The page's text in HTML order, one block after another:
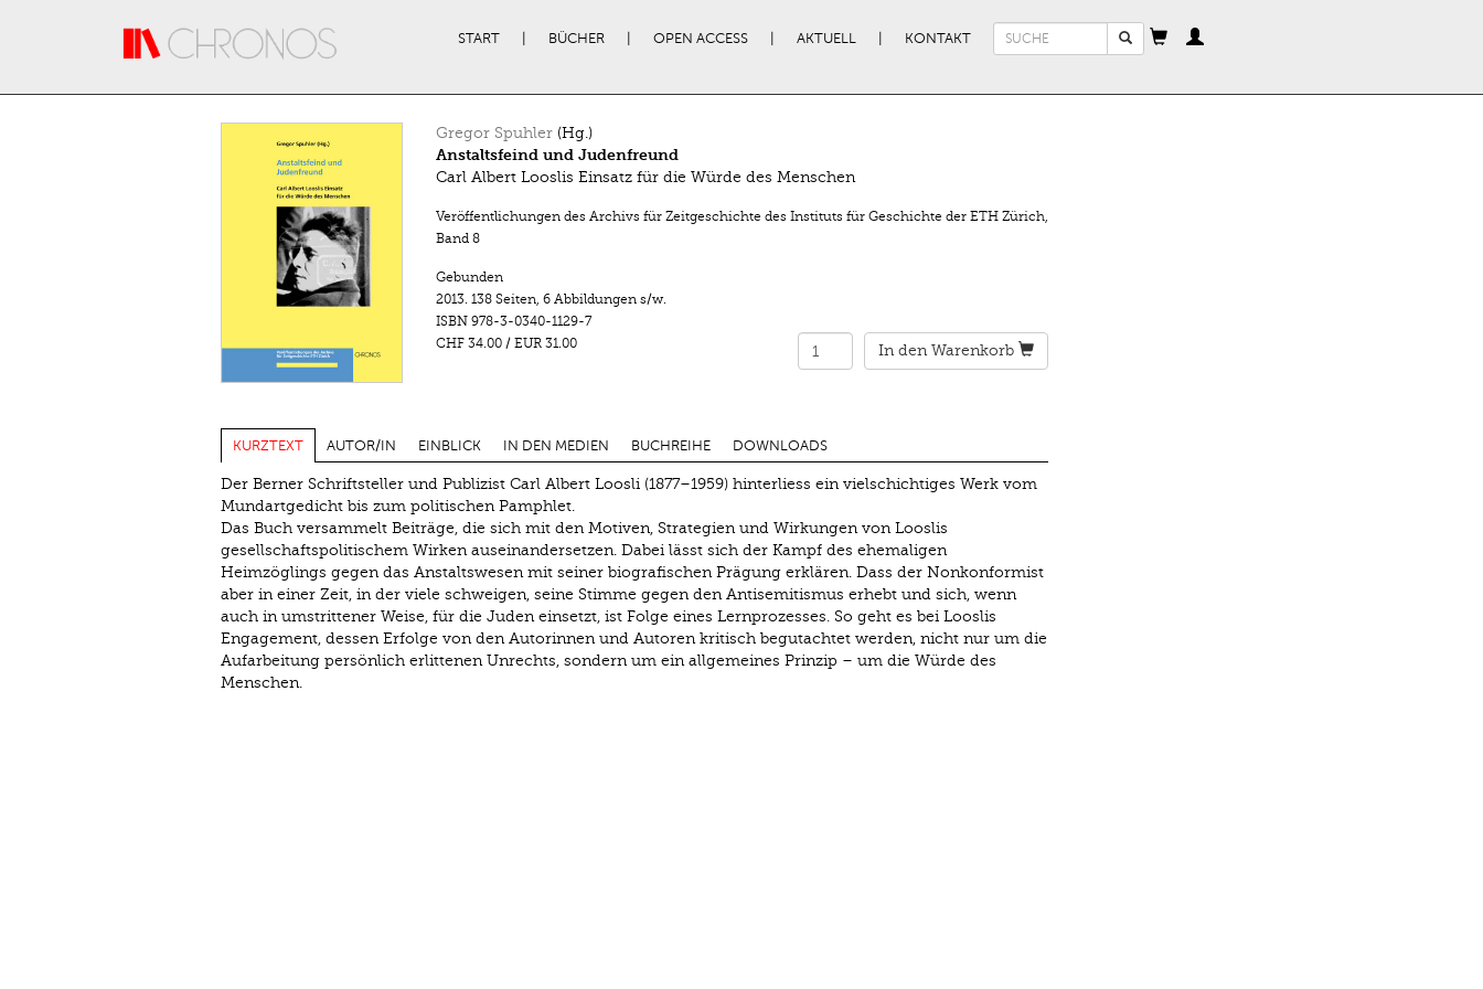
START BÜCHER OPEN ACCESS AKTUELL KONTAKT
Suchformular
Gregor Spuhler(Hg.)
Anstaltsfeind und Judenfreund
Carl Albert Looslis Einsatz für die Würde des Menschen
Veröffentlichungen des Archivs für Zeitgeschichte des Instituts für Geschichte der ETH Zürich,
Band 8
Gebunden
2013. 138 Seiten, 6 Abbildungen s/w.
ISBN 978-3-0340-1129-7
CHF 34.00/ EUR 31.00 In den Warenkorb
KURZTEXT AUTOR/IN EINBLICK IN DEN MEDIEN BUCHREIHE DOWNLOADS
Der Berner Schriftsteller und Publizist Carl Albert Loosli (1877–1959) hinterliess ein vielschichtiges Werk vom
Mundartgedicht bis zum politischen Pamphlet.
Das Buch versammelt Beiträge, die sich mit den Motiven, Strategien und Wirkungen von Looslis
gesellschaftspolitischem Wirken auseinandersetzen. Dabei lässt sich der Kampf des ehemaligen
Heimzöglings gegen das Anstaltswesen mit seiner biografischen Prägung erklären. Dass der Nonkonformist
aber in einer Zeit, in der viele schweigen, seine Stimme gegen den Antisemitismus erhebt und sich, wenn
auch in umstrittener Weise, für die Juden einsetzt, ist Folge eines Lernprozesses. So geht es bei Looslis
Engagement, dessen Erfolge von den Autorinnen und Autoren kritisch begutachtet werden, nicht nur um die
Aufarbeitung persönlich erlittenen Unrechts, sondern um ein allgemeines Prinzip – um die Würde des
Menschen.